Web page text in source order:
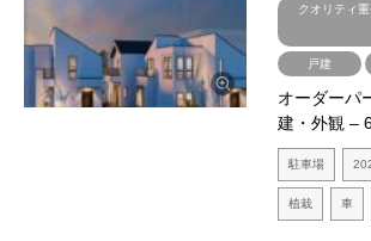
クオリティ
戸建
オーダーパ
建・外観 –
駐車場
植栽 車